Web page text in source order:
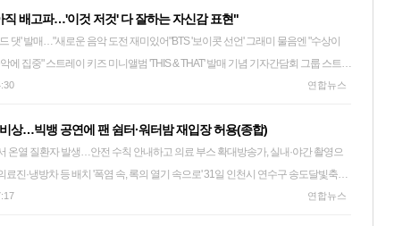
. 어떤 작품을 만들지 고민하던 때 밥을 먹다가 쌀농사를 지으며 순리대로 살아가
. "'내가 뭐라고 영화를 만들어서 사람들에게 보여주려고 하느냐'는 마음도 있었어
고, 제가 느끼는 게 있었으면 했죠." 최 감독이 농부들을 보러 향한 곳은 외갓집이
그는 그곳을 둘러보며 작품을 구상해갔다. 홍천군에서 촬영하기 위해 가장 중요했
때문이다. 최 감독은 "그분들이 출연을 고사하면 영화를 만들 수 없었다"며 "조용한
젊은 사람들이 돌아다니면 관심도 가져주시고 말도 붙여주셔서 섭외가 어렵지 않
는 카메라 앞이 어색한 어르신들을 위해 묘안도 짜냈다. 그는 카메라 촬영을 시작
로 다가가 준비한 질문으로 대화를 끌어냈다. 더 이상 카메라가 어색하지 않고 대
로는 애나 피치와 뱅커 화이트 감독의 '요 (사랑은 길들지 않는 새)'가 선정됐다. 6일
자간담회 현장 이번 영화제는 총 9개 섹션으로 나눠 작품들을 선
남을 다큐멘터리 작품을 소개하기 위해 신설한 '다큐필' 섹션에서는 '진실을 만드는
상'이란 주제로 4편의 영화를 선보인다. 이 외에도 한국문화예술교육진흥
는 '아트 앤 컬처', 단편 다큐멘터리를 모은 '단편화첩', 다큐멘터리 제작 국가들을 글
로 각각 나눈 '월드 포커스 시네마'와 '아시아 커런츠', '코리안 웨이브' 등 다채로운 섹
을 받지는 못해 범행은 미수에 그친 것으로 파악됐다. 신씨는 회삿돈 3천만원을 횡
. 경찰은 지난달 21일 공갈미수 등 혐의로 이들을 검찰에 송치했다. 앞서 박씨는 지
위 주장을 바탕으로 거액의 금전을 요구했다며 공갈미수 혐의로 고소장을 제출했
상 횡령 혐의로도 이들을 고소했다. 박씨의 전 매니저인 이들은 박씨의 고소 전 '술
12월 고소장을 제출했다. miny@yna.co.kr
직 배고파…'이것 저것' 다 잘하는 자신감 표현"
댓' 발매…"새로운 음악 도전 재미있어"BTS '보이콧 선언' 그래미 물음엔 "수상이
발매 기념 기자간담회 그룹 스트레
여의도 콘래드 호텔에서 열린 미니앨범 'THIS & THAT' 발매 기념 기자간담회에서
희는 아직도 배고픕니다. 이 마음은 앞으로도 계속될 것이고요." 그룹 스트레이 키
구 한 호텔에서 진행된 새 미니앨범 '디스 앤드 댓'(THIS & THAT) 발매 기념 간담회
차게 작업했다"며 "앨범 제목처럼 '이것 저것' 다 해내는 스트레이 키즈의 새로운
"고 당찬 포부를 밝혔다. 리더 방찬은 "스트레이 키즈가 9년 차인데 데뷔 초부터 다
연합뉴스
상…빅뱅 공연에 팬 쉼터·워터밤 재입장 허용(종합)
온열 질환자 발생…안전 수칙 안내하고 의료 부스 확대방송가, 실내·야간 촬영으
록의 열기 속으로' 31일 인천시 연수구 송도달빛축제
인천 펜타포트 록 페스티벌에서 관람객들이 더 발룬티어스의 공연을 즐기고 있
연합뉴스